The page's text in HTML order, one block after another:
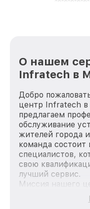
О нашем
Infratech в
Добро
центр Infratech
предлагаем
обслуживание
жителей города
команда
специалистов,
свою
лучший сервис.
Миссия нашего
качественный и
каждого